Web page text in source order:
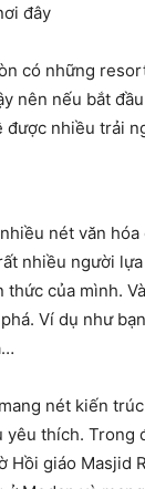
đây
có những
nên nếu bắt
được nhiều trải
nét văn hóa
nhiều người
của mình.
Ví dụ như
nét kiến
yêu thích. Trong
Hồi giáo Masjid